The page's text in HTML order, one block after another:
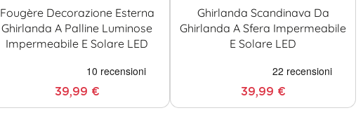
Fougère Decorazione Esterna
Ghirlanda A Palline Luminose
Impermeabile E Solare LED
39,99 €
Ghirlanda Scandinava Da
Ghirlanda A Sfera Impermeabile
E Solare LED
39,99 €